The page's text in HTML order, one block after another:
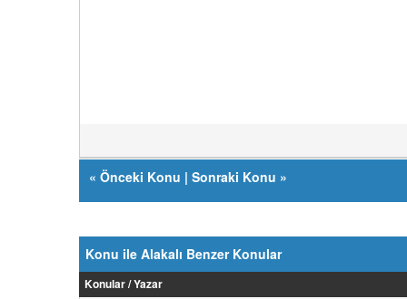
« Önceki Konu | Sonraki Konu »
Konu ile Alakalı Benzer Konular
Konular / Yazar